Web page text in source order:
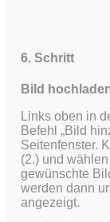
6. Schritt
Bild
Links oben in
Befehl „Bild
Seitenfenster.
(2.) und
gewünschte
werden dann
angezeigt.